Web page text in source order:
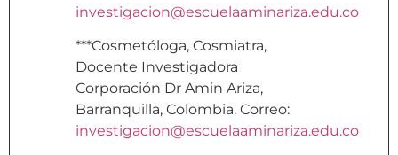
investigacion@escuelaaminariza.edu.co
***Cosmetóloga, Cosmiatra,
Docente Investigadora
Corporación Dr Amin Ariza,
Barranquilla, Colombia. Correo:
investigacion@escuelaaminariza.edu.co